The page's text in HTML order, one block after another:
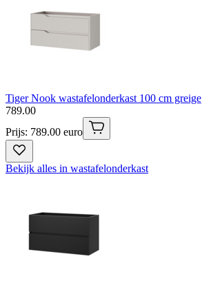
Tiger Nook wastafelonderkast 100 cm greige
789.00
Prijs: 789.00 euro
Bekijk alles in wastafelonderkast